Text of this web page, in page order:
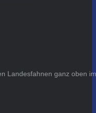
Landesfahnen ganz oben